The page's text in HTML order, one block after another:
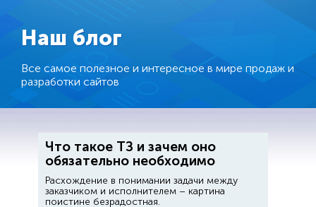
Наш блог
Все самое полезное и интересное в мире продаж и
разработки сайтов
Что такое ТЗ и зачем оно
обязательно необходимо
Расхождение в понимании задачи между
заказчиком и исполнителем – картина
поистине безрадостная.